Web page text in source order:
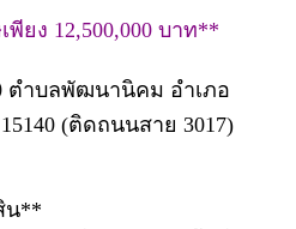
ยง 12,500,000 บาท**
ตำบลพัฒนานิคม อำเภอ
(ติดถนนสาย 3017)
น**